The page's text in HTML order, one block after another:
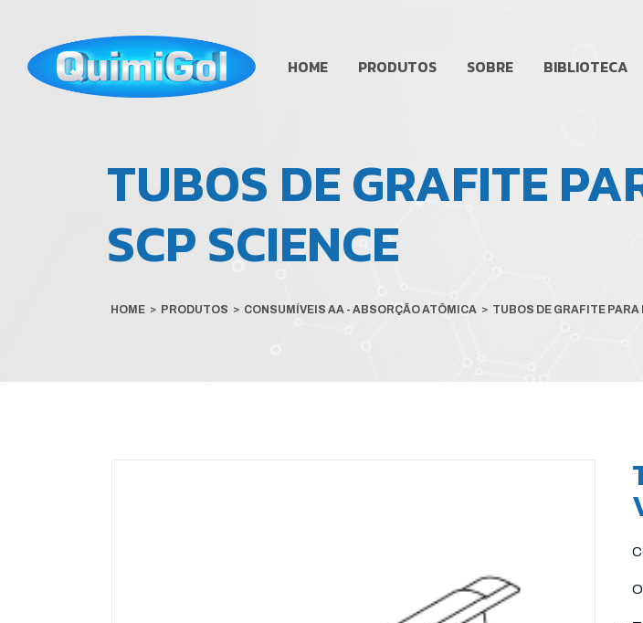
HOME PRODUTOS SOBRE BIBLIOTECA
TUBOS DE GRAFITE
SCP SCIENCE
HOME > PRODUTOS > CONSUMÍVEIS AA - ABSORÇÃO ATÔMICA > TUBOS DE GRAFITE PARA